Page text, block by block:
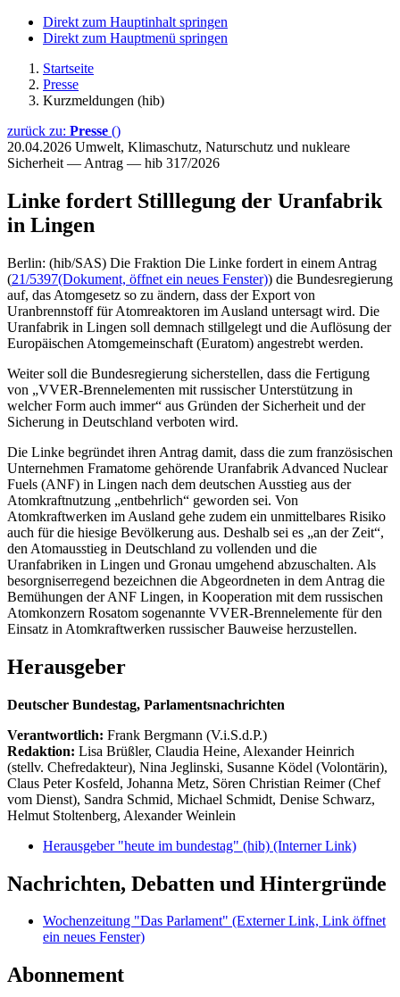
Direkt zum Hauptinhalt springen
Direkt zum Hauptmenü springen
Startseite
Presse
Kurzmeldungen (hib)
zurück zu: Presse ()
20.04.2026 Umwelt, Klimaschutz, Naturschutz und nukleare
Sicherheit — Antrag — hib 317/2026
Linke fordert Stilllegung der Uranfabrik
in Lingen
Berlin: (hib/SAS) Die Fraktion Die Linke fordert in einem Antrag
(21/5397(Dokument, öffnet ein neues Fenster)) die Bundesregierung
auf, das Atomgesetz so zu ändern, dass der Export von
Uranbrennstoff für Atomreaktoren im Ausland untersagt wird. Die
Uranfabrik in Lingen soll demnach stillgelegt und die Auflösung der
Europäischen Atomgemeinschaft (Euratom) angestrebt werden.
Weiter soll die Bundesregierung sicherstellen, dass die Fertigung
von „VVER-Brennelementen mit russischer Unterstützung in
welcher Form auch immer“ aus Gründen der Sicherheit und der
Sicherung in Deutschland verboten wird.
Die Linke begründet ihren Antrag damit, dass die zum französischen
Unternehmen Framatome gehörende Uranfabrik Advanced Nuclear
Fuels (ANF) in Lingen nach dem deutschen Ausstieg aus der
Atomkraftnutzung „entbehrlich“ geworden sei. Von
Atomkraftwerken im Ausland gehe zudem ein unmittelbares Risiko
auch für die hiesige Bevölkerung aus. Deshalb sei es „an der Zeit“,
den Atomausstieg in Deutschland zu vollenden und die
Uranfabriken in Lingen und Gronau umgehend abzuschalten. Als
besorgniserregend bezeichnen die Abgeordneten in dem Antrag die
Bemühungen der ANF Lingen, in Kooperation mit dem russischen
Atomkonzern Rosatom sogenannte VVER-Brennelemente für den
Einsatz in Atomkraftwerken russischer Bauweise herzustellen.
Herausgeber
Deutscher Bundestag, Parlamentsnachrichten
Verantwortlich: Frank Bergmann (V.i.S.d.P.)
Redaktion: Lisa Brüßler, Claudia Heine, Alexander Heinrich
(stellv. Chefredakteur), Nina Jeglinski, Susanne Ködel (Volontärin),
Claus Peter Kosfeld, Johanna Metz, Sören Christian Reimer (Chef
vom Dienst), Sandra Schmid, Michael Schmidt, Denise Schwarz,
Helmut Stoltenberg, Alexander Weinlein
Herausgeber "heute im bundestag" (hib) (Interner Link)
Nachrichten, Debatten und Hintergründe
Wochenzeitung "Das Parlament" (Externer Link, Link öffnet
ein neues Fenster)
Abonnement